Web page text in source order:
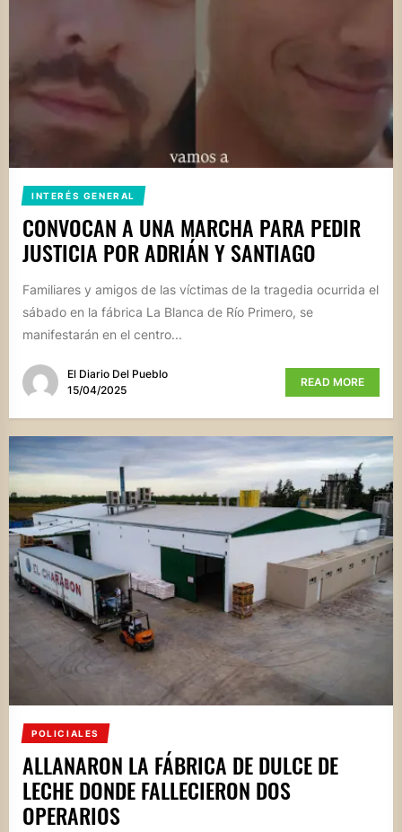
INTERÉS GENERAL
CONVOCAN A UNA MARCHA PARA PEDIR
JUSTICIA POR ADRIÁN Y SANTIAGO
Familiares y amigos de las víctimas de la tragedia ocurrida el
sábado en la fábrica La Blanca de Río Primero, se
manifestarán en el centro...
El Diario Del Pueblo
15/04/2025
READ MORE
POLICIALES
ALLANARON LA FÁBRICA DE DULCE DE
LECHE DONDE FALLECIERON DOS
OPERARIOS